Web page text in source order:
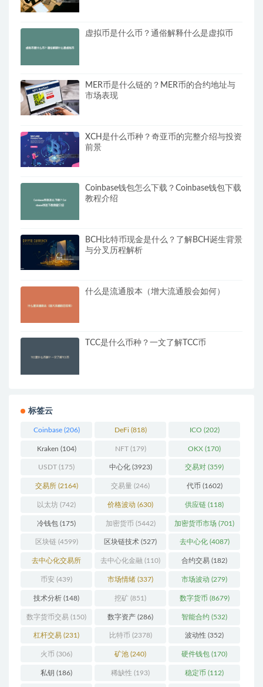
虚拟币是什么币？通俗解释什么是虚拟币
MER币是什么链的？MER币的合约地址与
市场表现
XCH是什么币种？奇亚币的完整介绍与投资
前景
Coinbase钱包怎么下载？Coinbase钱包下载
教程介绍
BCH比特币现金是什么？了解BCH诞生背景
与分叉历程解析
什么是流通股本（增大流通股会如何）
TCC是什么币种？一文了解TCC币
标签云
Coinbase(206) DeFi (818) ICO (202)
Kraken (104) NFT(179) OKX (170)
USDT (175) 中心化(3923) 交易对 (359)
交易所(2164) 交易量 (246) 代币 (1602)
以太坊 (742) 价格波动 (630) 供应链 (118)
冷钱包 (175) 加密货币 (5442) 加密货币市场 (701)
区块链(4599) 区块链技术 (527) 去中心化(4087)
去中心化交易所
(196)
去中心化金融 (110) 合约交易 (182)
币安 (439) 市场情绪 (337) 市场波动 (279)
技术分析 (148) 挖矿 (851) 数字货币 (8679)
数字货币交易 (150) 数字资产 (286) 智能合约 (532)
杠杆交易 (231) 比特币 (2378) 波动性 (352)
火币 (306) 矿池 (240) 硬件钱包 (170)
私钥 (186) 稀缺性 (193) 稳定币 (112)